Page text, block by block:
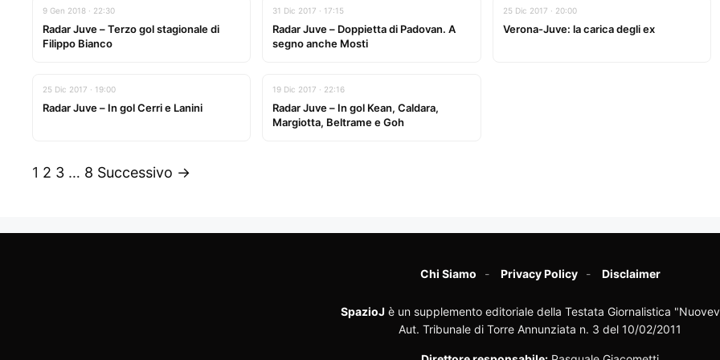
9 Gen 2018 · 22:30
Radar Juve – Terzo gol stagionale di
Filippo Bianco
31 Dic 2017 · 17:15
Radar Juve – Doppietta di Padovan. A
segno anche Mosti
25 Dic 2017 · 20:00
Verona-Juve: la carica degli ex
25 Dic 2017 · 19:00
Radar Juve – In gol Cerri e Lanini
19 Dic 2017 · 22:16
Radar Juve – In gol Kean, Caldara,
Margiotta, Beltrame e Goh
1 2 3 … 8 Successivo →
Chi Siamo Privacy Policy Disclaimer
SpazioJ è un supplemento editoriale della Testata Giornalistica
Aut. Tribunale di Torre Annunziata n. 3 del 10/02/2011